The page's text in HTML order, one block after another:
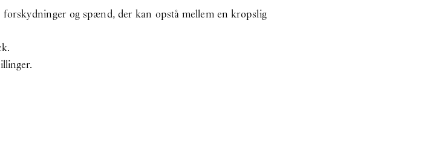
og spænd, der kan opstå mellem en kropslig